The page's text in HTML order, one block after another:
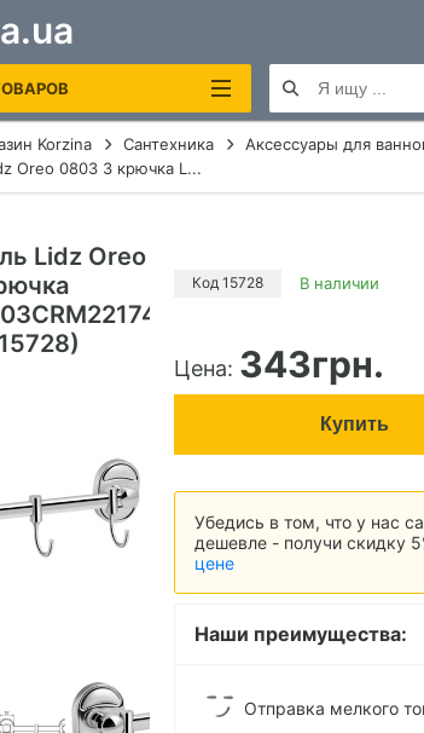
ГАЗОВЫЕ
Korzina Сантехника Аксессуары для
Oreo 0803 3 крючка L...
Lidz Oreo
Код 15728 В наличии
Цена: 343грн.
Купить
Убедись в том, что у нас
дешевле - получи скидку
цене
Наши преимущества:
Отправка мелкого